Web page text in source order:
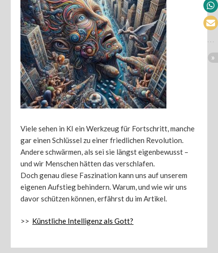
Viele sehen in KI ein Werkzeug für Fortschritt, manche
gar einen Schlüssel zu einer friedlichen Revolution.
Andere schwärmen, als sei sie längst eigenbewusst –
und wir Menschen hätten das verschlafen.
Doch genau diese Faszination kann uns auf unserem
eigenen Aufstieg behindern. Warum, und wie wir uns
davor schützen können, erfährst du im Artikel.
>> Künstliche Intelligenz als Gott?